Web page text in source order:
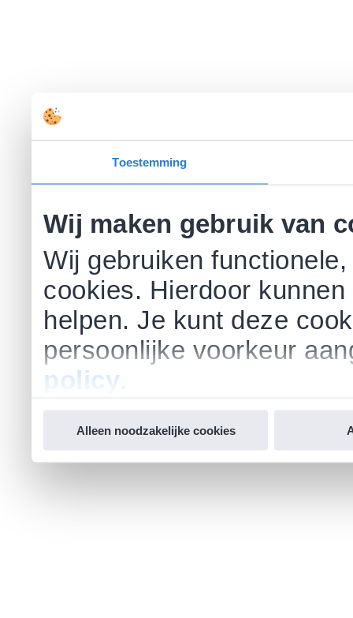
Toestemming
Wij maken gebruik van
Wij gebruiken
cookies. Hierdoor
helpen. Je kunt deze
persoonlijke voorkeur
policy
Alleen noodzakelijke cookies